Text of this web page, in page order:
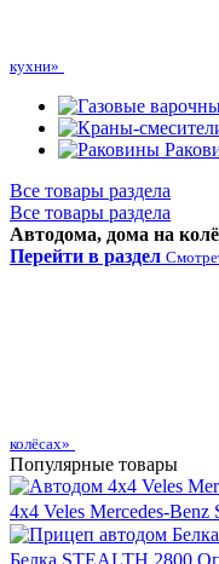
кухни»
Все товары раздела
Все товары раздела
Автодома, дома на
Перейти в раздел
колёсах»
Популярные товары
4х4 Veles Mercedes-Benz
Белка STEALTH 2800